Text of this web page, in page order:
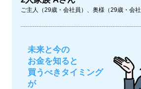
ご主人（29歳・会社員）、奥様（29歳・会社
未来と今の
お金を知ると
買うべきタイミング
が